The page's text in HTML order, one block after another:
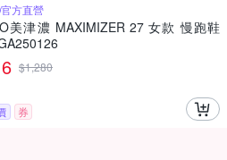
方直營
美津濃 MAXIMIZER 27 女款 慢跑鞋
$1,280
券